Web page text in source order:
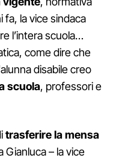
fa, la vice sindaca
l’intera scuola…
come dire che
disabile creo
scuola, professori e
trasferire la mensa
Gianluca – la vice